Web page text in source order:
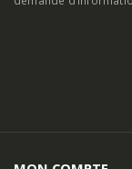
04 90 97 77 79